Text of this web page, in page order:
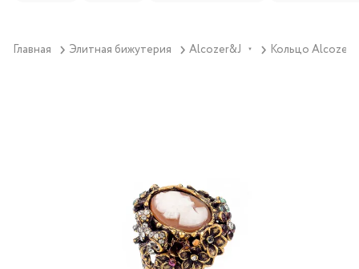
Главная Элитная бижутерия Alcozer&J ▼ Кольцо